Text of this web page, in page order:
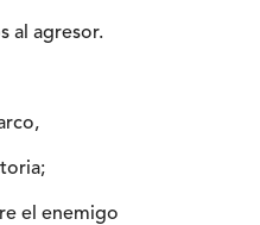
al agresor.
el enemigo